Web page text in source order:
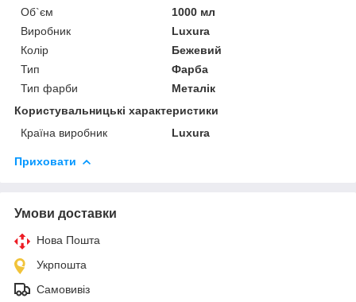
Об`єм
1000 мл
Виробник
Luxura
Колір
Бежевий
Тип
Фарба
Тип фарби
Металік
Користувальницькі характеристики
Країна виробник
Luxura
Приховати
Умови доставки
Нова Пошта
Укрпошта
Самовивіз